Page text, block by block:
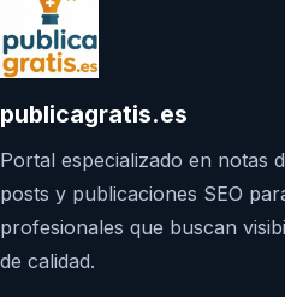
publicagratis.es
Portal especializado en notas
posts y publicaciones SEO
profesionales que buscan
de calidad.